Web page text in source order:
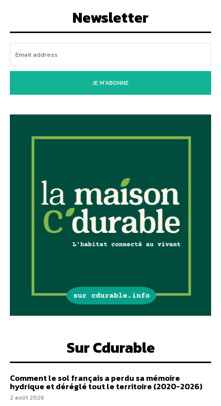
Newsletter
JE M'ABONNE
Sur Cdurable
Comment le sol français a perdu sa mémoire
hydrique et déréglé tout le territoire (2020-2026)
2 août 2026